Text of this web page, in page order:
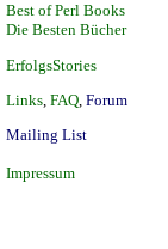
Best of Perl Books
Die Besten Bücher
ErfolgsStories
Links FAQ Forum
Mailing List
Impressum